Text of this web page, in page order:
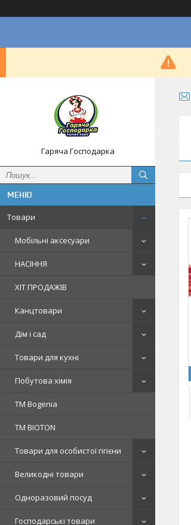
Гаряча Господарка
Товари
Мобільні аксесуари
НАСІННЯ
ХІТ ПРОДАЖІВ
Канцтовари
Дім і сад
Товари для кухні
Побутова хімія
ТМ Bogenia
ТМ BIOTON
Товари для особистої гігієни
Великодні товари
Одноразовий посуд
Господарські товари